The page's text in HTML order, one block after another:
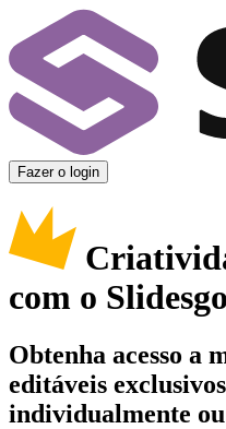
Fazer o login
com o
Obtenha acesso a
editáveis
individualmente